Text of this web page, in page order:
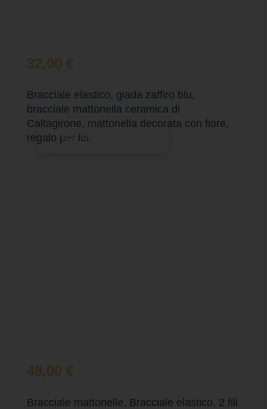
32,00 €
Bracciale elastico, giada zaffiro blu,
bracciale mattonella ceramica di
Caltagirone, mattonella decorata con fiore,
regalo per lei.Aggiungi al carrello
48,00 €
Bracciale mattonelle, Bracciale elastico, 2 fili